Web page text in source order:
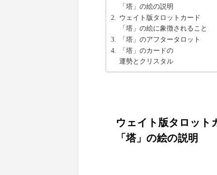
「塔」の絵の説明
ウェイト版タロットカード
「塔」の絵に象徴されること
「塔」のアフタータロット
「塔」のカードの
運勢とクリスタル
ウェイト版タロット
「塔」の絵の説明